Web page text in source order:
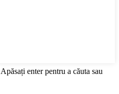
Apăsați enter pentru a căuta sau